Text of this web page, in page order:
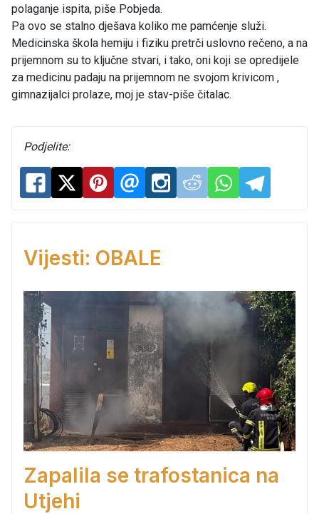
polaganje ispita, piše Pobjeda.
Pa ovo se stalno dješava koliko me pamćenje služi.
Medicinska škola hemiju i fiziku pretrči uslovno rečeno, a na
prijemnom su to ključne stvari, i tako, oni koji se opredijele
za medicinu padaju na prijemnom ne svojom krivicom ,
gimnazijalci prolaze, moj je stav-piše čitalac.
Podjelite:
Vijesti: OBALE
Zapalila se trafostanica na
Utjehi